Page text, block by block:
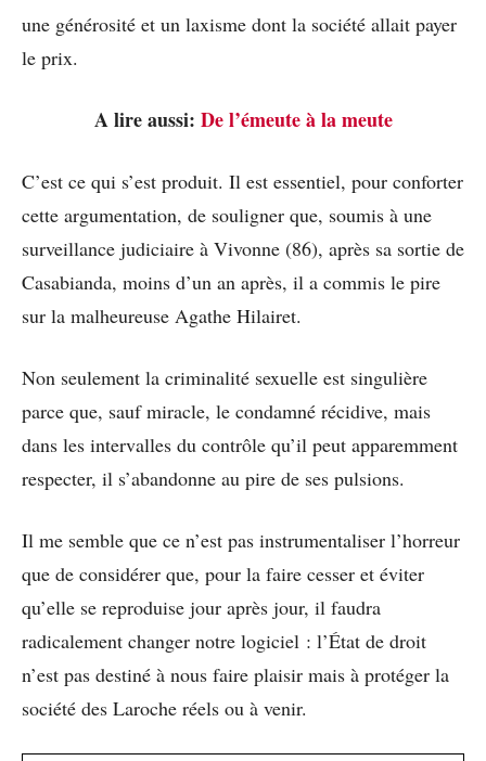
une générosité et un laxisme dont la société allait payer
le prix.
A lire aussi: De l’émeute à la meute
C’est ce qui s’est produit. Il est essentiel, pour conforter
cette argumentation, de souligner que, soumis à une
surveillance judiciaire à Vivonne (86), après sa sortie de
Casabianda, moins d’un an après, il a commis le pire
sur la malheureuse Agathe Hilairet.
Non seulement la criminalité sexuelle est singulière
parce que, sauf miracle, le condamné récidive, mais
dans les intervalles du contrôle qu’il peut apparemment
respecter, il s’abandonne au pire de ses pulsions.
Il me semble que ce n’est pas instrumentaliser l’horreur
que de considérer que, pour la faire cesser et éviter
qu’elle se reproduise jour après jour, il faudra
radicalement changer notre logiciel : l’État de droit
n’est pas destiné à nous faire plaisir mais à protéger la
société des Laroche réels ou à venir.